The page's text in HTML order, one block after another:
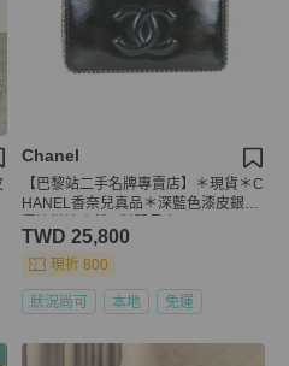
Chanel
【巴黎站二手名牌專賣店】＊現貨＊C
HANEL香奈兒真品＊深藍色漆皮銀金
TWD 25,800
現折 800
狀況尚可 本地 免運